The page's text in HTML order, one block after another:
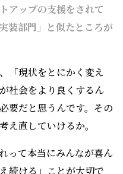
アップの支援をされて
装部門」と似たところが
「現状をとにかく変え
社会をより良くするん
要だと思うんです。その
え直していけるか。
って本当にみんなが喜ん
続ける」ことが大切で